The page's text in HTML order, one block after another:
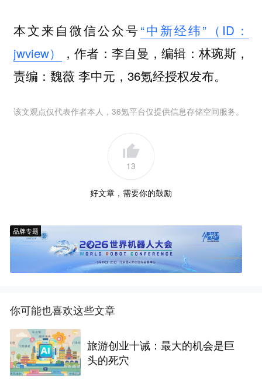
本文来自微信公众号“中新经纬”（ID：
jwview）
，作者：李自曼，编辑：林琬斯，
责编：魏薇 李中元，36氪经授权发布。
该文观点仅代表作者本人，36氪平台仅提供信息存储空间服务。
13
好文章，需要你的鼓励
品牌专题
你可能也喜欢这些文章
旅游创业十诫：最大的机会是巨
头的死穴